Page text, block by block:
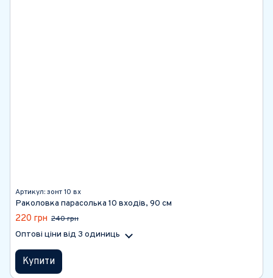
Артикул: зонт 10 вх
Раколовка парасолька 10 входів, 90 см
220 грн 240 грн
Оптові ціни від 3 одиниць
Купити